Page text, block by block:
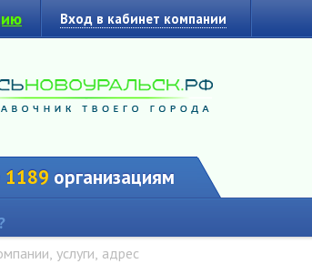
Вход в кабинет компании
1189 организациям